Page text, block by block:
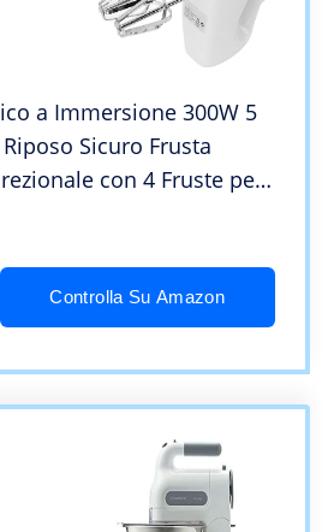
a Immersione 300W 5
Sicuro Frusta
con 4 Fruste per
220V Alta Sicurezza
Controlla Su Amazon